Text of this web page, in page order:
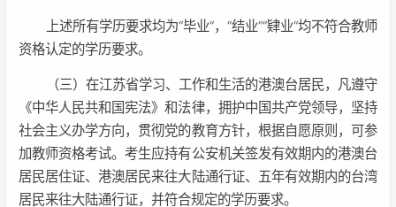
上述所有学历要求均为“毕业”，“结业”“肄业”均不符合教师
资格认定的学历要求。
（三）在江苏省学习、工作和生活的港澳台居民，凡遵守
《中华人民共和国宪法》和法律，拥护中国共产党领导，坚持
社会主义办学方向，贯彻党的教育方针，根据自愿原则，可参
加教师资格考试。考生应持有公安机关签发有效期内的港澳台
居民居住证、港澳居民来往大陆通行证、五年有效期内的台湾
居民来往大陆通行证，并符合规定的学历要求。